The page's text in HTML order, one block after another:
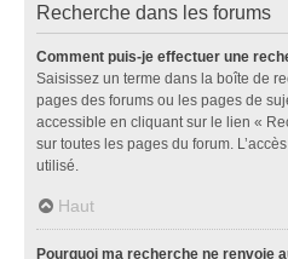
Recherche dans les forums
Comment puis-je effectuer une
Saisissez un terme dans la boîte de
pages des forums ou les pages de
accessible en cliquant sur le lien «
sur toutes les pages du forum.
utilisé.
Haut
Pourquoi ma recherche ne renvoie